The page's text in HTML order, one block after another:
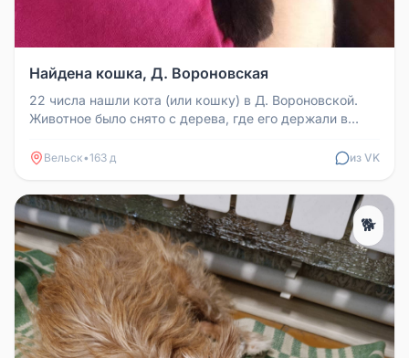
Найдена кошка, Д. Вороновская
22 числа нашли кота (или кошку) в Д. Вороновской.
Животное было снято с дерева, где его держали в
Вельск•163 д из VK
🐕